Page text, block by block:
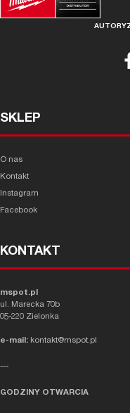
SKLEP
O nas
Kontakt
Instagram
Facebook
KONTAKT
mspot.pl
ul. Marecka 70b
05-220 Zielonka
e-mail: kontakt@mspot.pl
---
GODZINY OTWARCIA